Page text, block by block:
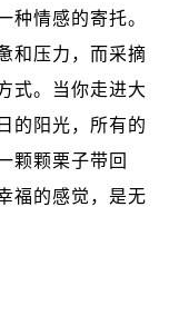
种情感的寄托。
和压力，而采摘
式。当你走进大
的阳光，所有的
颗颗栗子带回
福的感觉，是无